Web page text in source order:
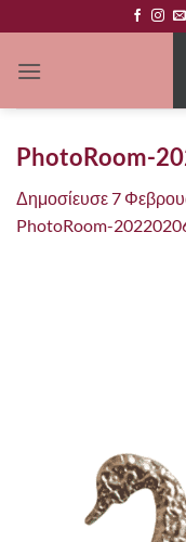
στο
περιεχόμενο
PhotoRoom-
Δημοσίευσε7
PhotoRoom-